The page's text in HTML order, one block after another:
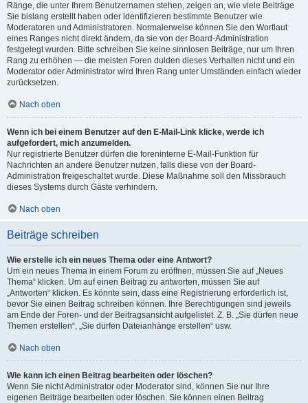
Ränge, die unter Ihrem Benutzernamen stehen, zeigen an, wie viele Beiträge
Sie bislang erstellt haben oder identifizieren bestimmte Benutzer wie
Moderatoren und Administratoren. Normalerweise können Sie den Wortlaut
eines Ranges nicht direkt ändern, da sie von der Board-Administration
festgelegt wurden. Bitte schreiben Sie keine sinnlosen Beiträge, nur um Ihren
Rang zu erhöhen — die meisten Foren dulden dieses Verhalten nicht und ein
Moderator oder Administrator wird Ihren Rang unter Umständen einfach wieder
zurücksetzen.
Nach oben
Wenn ich bei einem Benutzer auf den E-Mail-Link klicke, werde ich
aufgefordert, mich anzumelden.
Nur registrierte Benutzer dürfen die foreninterne E-Mail-Funktion für
Nachrichten an andere Benutzer nutzen, falls diese von der Board-
Administration freigeschaltet wurde. Diese Maßnahme soll den Missbrauch
dieses Systems durch Gäste verhindern.
Nach oben
Beiträge schreiben
Wie erstelle ich ein neues Thema oder eine Antwort?
Um ein neues Thema in einem Forum zu eröffnen, müssen Sie auf „Neues
Thema“ klicken. Um auf einen Beitrag zu antworten, müssen Sie auf
„Antworten“ klicken. Es könnte sein, dass eine Registrierung erforderlich ist,
bevor Sie einen Beitrag schreiben können. Ihre Berechtigungen sind jeweils
am Ende der Foren- und der Beitragsansicht aufgelistet. Z. B. „Sie dürfen neue
Themen erstellen“, „Sie dürfen Dateianhänge erstellen“ usw.
Nach oben
Wie kann ich einen Beitrag bearbeiten oder löschen?
Wenn Sie nicht Administrator oder Moderator sind, können Sie nur Ihre
eigenen Beiträge bearbeiten oder löschen. Sie können einen Beitrag